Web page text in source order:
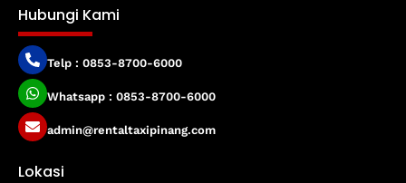
Hubungi Kami
Telp : 0853-8700-6000
Whatsapp : 0853-8700-6000
admin@rentaltaxipinang.com
Lokasi